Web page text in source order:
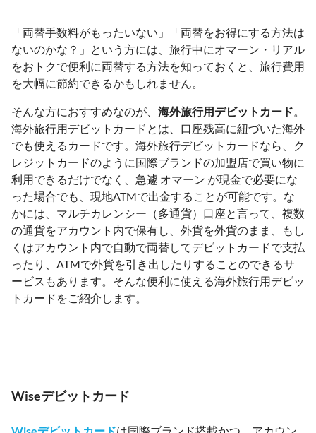
「両替手数料がもったいない」「両替をお得にする方法は
ないのかな？」という方には、旅行中にオマーン・リアル
をおトクで便利に両替する方法を知っておくと、旅行費用
を大幅に節約できるかもしれません。
そんな方におすすめなのが、 海外旅行用デビットカード。
海外旅行用デビットカードとは、口座残高に紐づいた海外
でも使えるカードです。海外旅行デビットカードなら、ク
レジットカードのように国際ブランドの加盟店で買い物に
利用できるだけでなく、急遽 オマーン が現金で必要にな
った場合でも、現地ATMで出金することが可能です。な
かには、マルチカレンシー（多通貨）口座と言って、複数
の通貨をアカウント内で保有し、外貨を外貨のまま、もし
くはアカウント内で自動で両替してデビットカードで支払
ったり、ATMで外貨を引き出したりすることのできるサ
ービスもあります。そんな便利に使える海外旅行用デビッ
トカードをご紹介します。
Wiseデビットカード